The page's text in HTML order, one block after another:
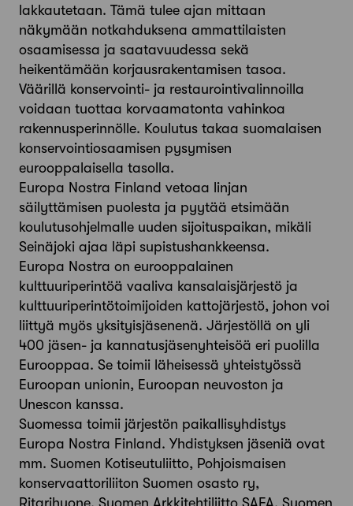
lakkautetaan. Tämä tulee ajan mittaan
näkymään notkahduksena ammattilaisten
osaamisessa ja saatavuudessa sekä
heikentämään korjausrakentamisen tasoa.
Väärillä konservointi- ja restaurointivalinnoilla
voidaan tuottaa korvaamatonta vahinkoa
rakennusperinnölle. Koulutus takaa suomalaisen
konservointiosaamisen pysymisen
eurooppalaisella tasolla.
Europa Nostra Finland vetoaa linjan
säilyttämisen puolesta ja pyytää etsimään
koulutusohjelmalle uuden sijoituspaikan, mikäli
Seinäjoki ajaa läpi supistushankkeensa.
Europa Nostra on eurooppalainen
kulttuuriperintöä vaaliva kansalaisjärjestö ja
kulttuuriperintötoimijoiden kattojärjestö, johon voi
liittyä myös yksityisjäsenenä. Järjestöllä on yli
400 jäsen- ja kannatusjäsenyhteisöä eri puolilla
Eurooppaa. Se toimii läheisessä yhteistyössä
Euroopan unionin, Euroopan neuvoston ja
Unescon kanssa.
Suomessa toimii järjestön paikallisyhdistys
Europa Nostra Finland. Yhdistyksen jäseniä ovat
mm. Suomen Kotiseutuliitto, Pohjoismaisen
konservaattoriliiton Suomen osasto ry,